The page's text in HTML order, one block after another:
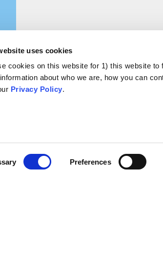
uses cookies
cookies on this website for 1) this website
about who we are, how you can
Privacy Policy.
Preferences